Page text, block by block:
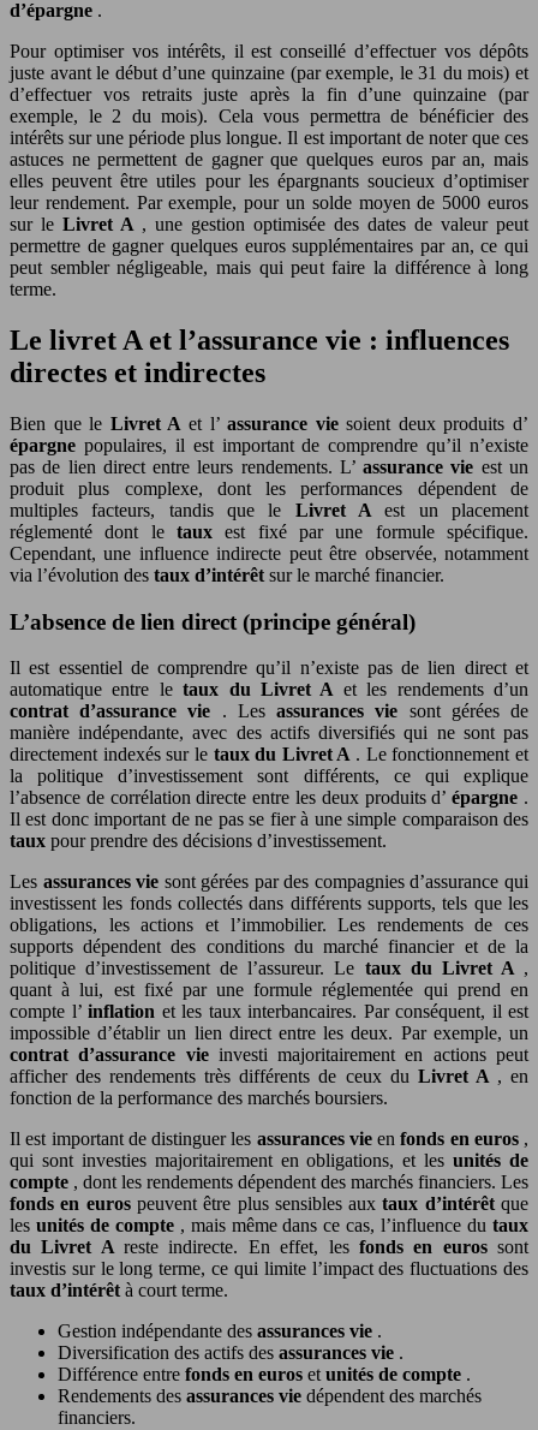
d’épargne .
Pour optimiser vos intérêts, il est conseillé d’effectuer vos dépôts
juste avant le début d’une quinzaine (par exemple, le 31 du mois) et
d’effectuer vos retraits juste après la fin d’une quinzaine (par
exemple, le 2 du mois). Cela vous permettra de bénéficier des
intérêts sur une période plus longue. Il est important de noter que ces
astuces ne permettent de gagner que quelques euros par an, mais
elles peuvent être utiles pour les épargnants soucieux d’optimiser
leur rendement. Par exemple, pour un solde moyen de 5000 euros
sur le Livret A , une gestion optimisée des dates de valeur peut
permettre de gagner quelques euros supplémentaires par an, ce qui
peut sembler négligeable, mais qui peut faire la différence à long
terme.
Le livret A et l’assurance vie : influences
directes et indirectes
Bien que le Livret A et l’assurance viesoient deux produits d’
épargne populaires, il est important de comprendre qu’il n’existe
pas de lien direct entre leurs rendements. L’assurance vie est un
produit plus complexe, dont les performances dépendent de
multiples facteurs, tandis que le Livret Aest un placement
réglementé dont le tauxest fixé par une formule spécifique.
Cependant, une influence indirecte peut être observée, notamment
via l’évolution des taux d’intérêt sur le marché financier.
L’absence de lien direct (principe général)
Il est essentiel de comprendre qu’il n’existe pas de lien direct et
automatique entre letaux du Livret A et les rendements d’un
contrat d’assurance vie . Lesassurances vie sont gérées de
manière indépendante, avec des actifs diversifiés qui ne sont pas
directement indexés sur le taux du Livret A . Le fonctionnement et
la politique d’investissement sont différents, ce qui explique
l’absence de corrélation directe entre les deux produits d’épargne .
Il est donc important de ne pas se fier à une simple comparaison des
taux pour prendre des décisions d’investissement.
Les assurances vie sont gérées par des compagnies d’assurance qui
investissent les fonds collectés dans différents supports, tels que les
obligations, les actions et l’immobilier. Les rendements de ces
supports dépendent des conditions du marché financier et de la
politique d’investissement de l’assureur. Le taux du Livret A ,
quant à lui, est fixé par une formule réglementée qui prend en
compte l’ inflation et les taux interbancaires. Par conséquent, il est
impossible d’établir un lien direct entre les deux. Par exemple, un
contrat d’assurance vie investi majoritairement en actions peut
afficher des rendements très différents de ceux du Livret A , en
fonction de la performance des marchés boursiers.
Il est important de distinguer les assurances vie enfonds en euros ,
qui sont investies majoritairement en obligations, et lesunités de
compte , dont les rendements dépendent des marchés financiers. Les
fonds en euros peuvent être plus sensibles auxtaux d’intérêtque
les unités de compte , mais même dans ce cas, l’influence dutaux
du Livret Areste indirecte. En effet, les fonds en eurossont
investis sur le long terme, ce qui limite l’impact des fluctuations des
taux d’intérêt à court terme.
Gestion indépendante des assurances vie .
Diversification des actifs des assurances vie .
Différence entre fonds en euros et unités de compte .
Rendements des assurances vie dépendent des marchés
financiers.